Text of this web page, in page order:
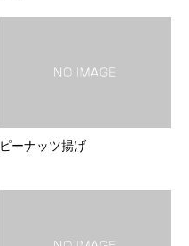
ピーナッツ揚げ